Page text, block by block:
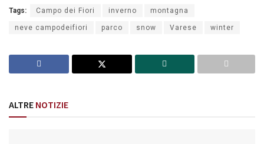
Tags: Campo dei Fiori inverno montagna
neve campodeifiori parco snow Varese winter
ALTRE NOTIZIE